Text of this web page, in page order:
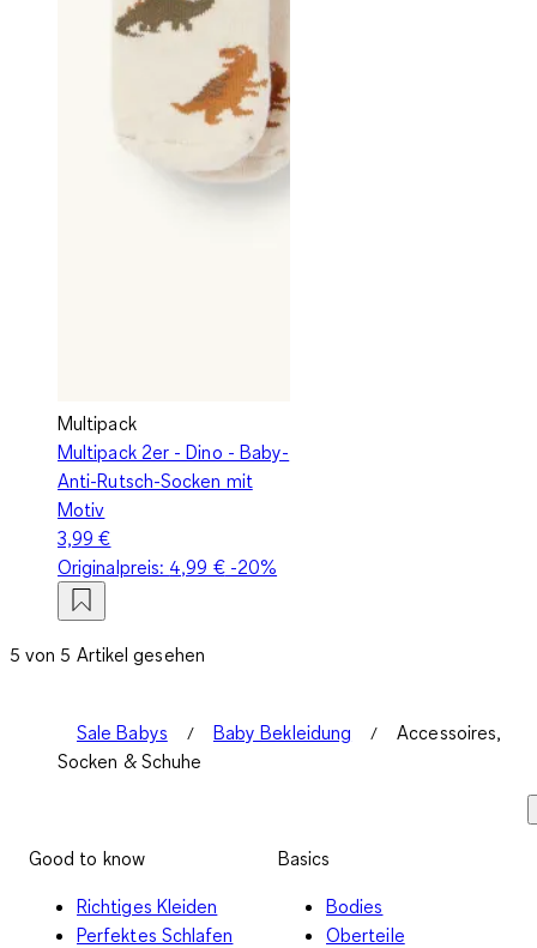
Multipack
Multipack 2er - Dino - Baby-
Anti-Rutsch-Socken mit
Motiv
3,99 €
Originalpreis: 4,99 €-20%
5 von 5 Artikel gesehen
Sale Babys Baby Bekleidung
Accessoires,
Socken & Schuhe
Good to know
Richtiges Kleiden
Perfektes Schlafen
Basics
Bodies
Oberteile